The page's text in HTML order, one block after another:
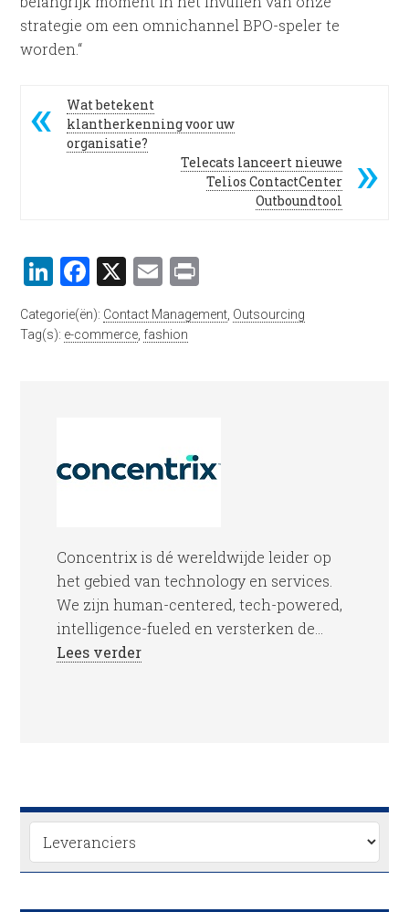
strategie om een omnichannel BPO-speler te
worden.“
Wat betekent
klantherkenning voor uw
organisatie?
Telecats lanceert nieuwe
Telios ContactCenter
Outboundtool
LinkedIn
Facebook
X Email
Categorie(ën): Contact Management Outsourcing
Tag(s): e-commerce fashion
Concentrix is dé wereldwijde leider op
het gebied van technology en services.
We zijn human-centered, tech-powered,
intelligence-fueled en versterken de...
Lees verder